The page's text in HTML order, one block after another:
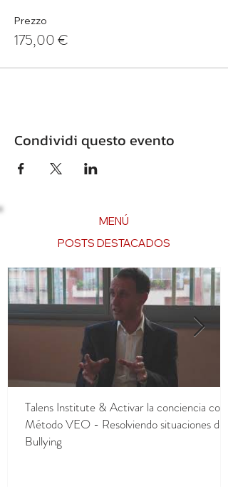
Prezzo
175,00 €
Condividi questo evento
MENÚ
POSTS DESTACADOS
Talens Institute & Activar la conciencia con el
Método VEO - Resolviendo situaciones de
Bullying